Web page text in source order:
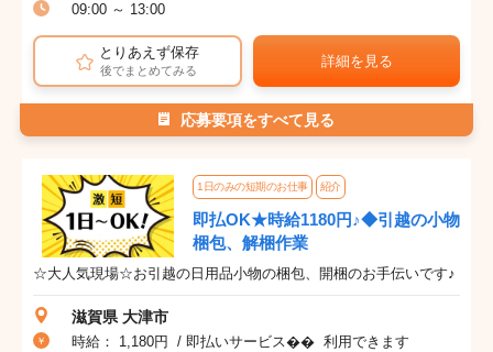
09:00 ～ 13:00
とりあえず保存
後でまとめてみる
詳細を見る
応募要項をすべて見る
1日のみの短期のお仕事 紹介
即払OK★時給1180円♪◆引越の小物
梱包、解梱作業
☆大人気現場☆お引越の日用品小物の梱包、開梱のお手伝いです♪
滋賀県 大津市
時給： 1,180円 / 即払いサービス�� 利用できます